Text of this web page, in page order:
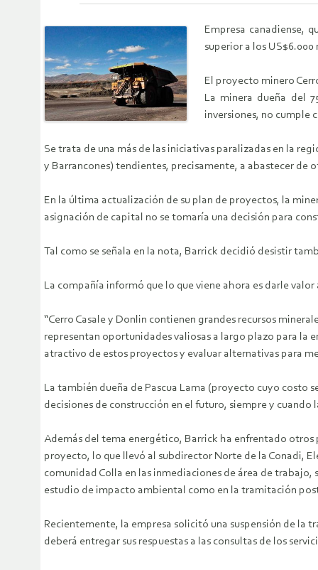
Empresa canadiense,
superior a los
El proyecto minero
La minera dueña del
inversiones, no cumple
Se trata de una más de las iniciativas paralizadas en la
y Barrancones) tendientes, precisamente, a abastecer de
En la última actualización de su plan de proyectos, la
asignación de capital no se tomaría una decisión para
Tal como se señala en la nota, Barrick decidió desistir
La compañía informó que lo que viene ahora es darle
“Cerro Casale y Donlin contienen grandes recursos
representan oportunidades valiosas a largo plazo para la
atractivo de estos proyectos y evaluar alternativas para
La también dueña de Pascua Lama (proyecto cuyo costo
decisiones de construcción en el futuro, siempre y
Además del tema energético, Barrick ha enfrentado otros
proyecto, lo que llevó al subdirector Norte de la Conadi,
comunidad Colla en las inmediaciones de área de
estudio de impacto ambiental como en la tramitación
Recientemente, la empresa solicitó una suspensión de la
deberá entregar sus respuestas a las consultas de los